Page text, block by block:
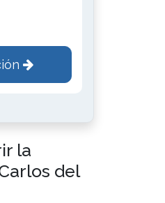
la
del